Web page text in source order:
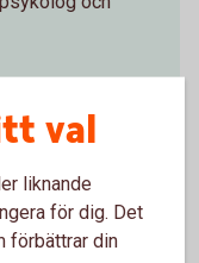
val
liknande
för dig. Det
förbättrar din